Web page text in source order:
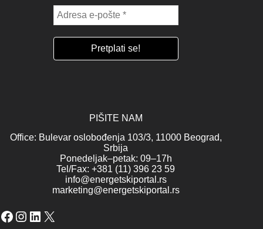
PIŠITE NAM
Office: Bulevar oslobođenja 103/3, 11000 Beograd,
Srbija
Ponedeljak–petak: 09–17h
Tel/Fax: +381 (11) 396 23 59
info@energetskiportal.rs
marketing@energetskiportal.rs
Facebook
Instagram
LinkedIn
X